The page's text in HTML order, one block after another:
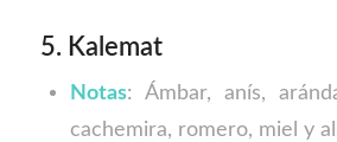
5. Kalemat
Notas: Ámbar, anís,
cachemira, romero, miel y